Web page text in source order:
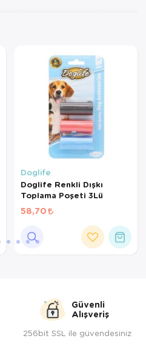
Doglife
Doglife Renkli Dışkı
Toplama Poşeti 3Lü
58,70
Güvenli
Alışveriş
256bit SSL ile güvendesiniz